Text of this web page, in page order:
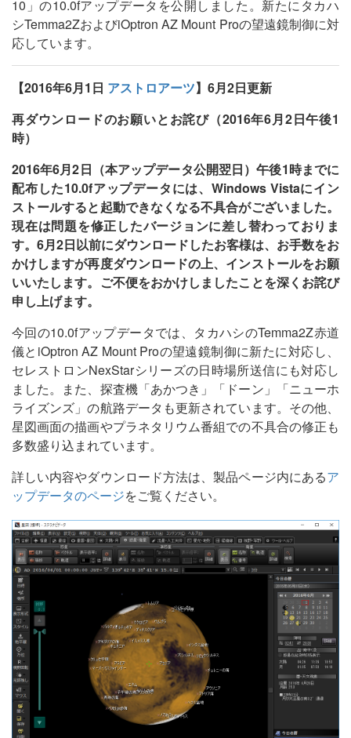
10」の10.0fアップデータを公開しました。新たにタカハ
シTemma2ZおよびiOptron AZ Mount Proの望遠鏡制御に対
応しています。
【2016年6月1日 アストロアーツ】 6月2日更新
再ダウンロードのお願いとお詫び（2016年6月2日午後1
時）
2016年6月2日（本アップデータ公開翌日）午後1時までに
配布した10.0fアップデータには、Windows Vistaにイン
ストールすると起動できなくなる不具合がございました。
現在は問題を修正したバージョンに差し替わっておりま
す。6月2日以前にダウンロードしたお客様は、お手数をお
かけしますが再度ダウンロードの上、インストールをお願
いいたします。ご不便をおかけしましたことを深くお詫び
申し上げます。
今回の10.0fアップデータでは、タカハシのTemma2Z赤道
儀とiOptron AZ Mount Proの望遠鏡制御に新たに対応し、
セレストロンNexStarシリーズの日時場所送信にも対応し
ました。また、探査機「あかつき」「ドーン」「ニューホ
ライズンズ」の航路データも更新されています。その他、
星図画面の描画やプラネタリウム番組での不具合の修正も
多数盛り込まれています。
詳しい内容やダウンロード方法は、製品ページ内にあるア
ップデータのページをご覧ください。